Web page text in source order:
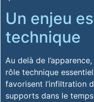
Un enjeu
technique
Au delà de
rôle technique
favorisent l’infiltration
supports dans le